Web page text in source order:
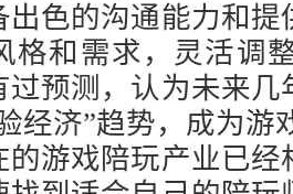
出色的沟通能力和
格和需求，灵活调
过预测，认为未来
经济”趋势，成为游
的游戏陪玩产业已